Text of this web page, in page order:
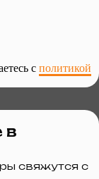
с политикой
в
свяжутся с